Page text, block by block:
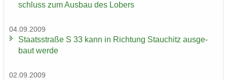
schluss zum Aus­bau des Lobers
04.09.2009
Staats­stra­ße S 33 kann in Rich­tung Stau­chitz aus­ge­
baut werde
02.09.2009